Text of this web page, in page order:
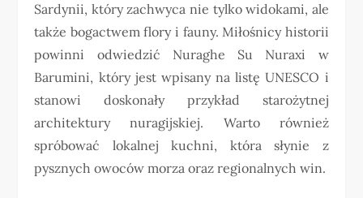
Sardynii, który zachwyca nie tylko widokami, ale
także bogactwem flory i fauny. Miłośnicy historii
powinni odwiedzić Nuraghe Su Nuraxi w
Barumini, który jest wpisany na listę UNESCO i
stanowi doskonały przykład starożytnej
architektury nuragijskiej. Warto również
spróbować lokalnej kuchni, która słynie z
pysznych owoców morza oraz regionalnych win.